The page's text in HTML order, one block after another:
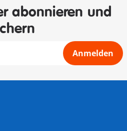
abonnieren und
Anmelden